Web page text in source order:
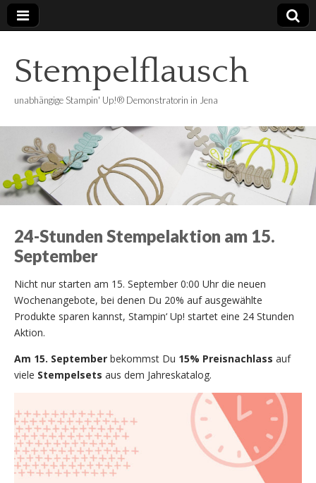
Stempelflausch
unabhängige Stampin' Up!® Demonstratorin in Jena
24-Stunden Stempelaktion am 15.
September
Nicht nur starten am 15. September 0:00 Uhr die neuen
Wochenangebote, bei denen Du 20% auf ausgewählte
Produkte sparen kannst, Stampin‘ Up! startet eine 24 Stunden
Aktion.
Am 15. September bekommst Du 15% Preisnachlass auf
viele Stempelsets aus dem Jahreskatalog.